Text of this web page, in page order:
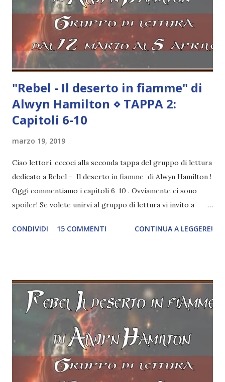
esitato a trucidare il padre pur di salire al trono. Amani si
trova prigioniera nell'epicentro stesso del potere, il
palazzo del Sultano, ed è determinata a rovesciarne il
regime. Disperatam...
"Rebel - Il deserto in fiamme" di
Alwyn Hamilton ⋄ TAPPA 2:
Capitoli 6-10
marzo 19, 2019
Ciao lettori, eccoci alla seconda tappa del gruppo di lettura
dedicato a Rebel - Il deserto in fiamme di Alwyn Hamilton !
Oggi commentiamo i capitoli 6-10 . Ovviamente ci sono
spoiler! Se volete unirvi al gruppo di lettura vi invito a
la lettura è abbastanza veloce, quindi è abbastanza fattibile!
un'altra possibilità perché questi dieci capitoli mi sono
piaciuti parecchio! Lo sto trovando molto più coinvolgente
rispetto alla prima volta. Di seguito i miei commenti . ⏵Ci
sono rimasta un po' male quando Amani ha venduto il buraqi
perché pensavo che fra lei e questo essere mitologico ci
fosse un legame speciale e ammetto che non mi sarebbe
dispiaciuto se la creatura fosse diventata un compagno di
CONDIVIDI 15 COMMENTI CONTINUA A LEGGERE!